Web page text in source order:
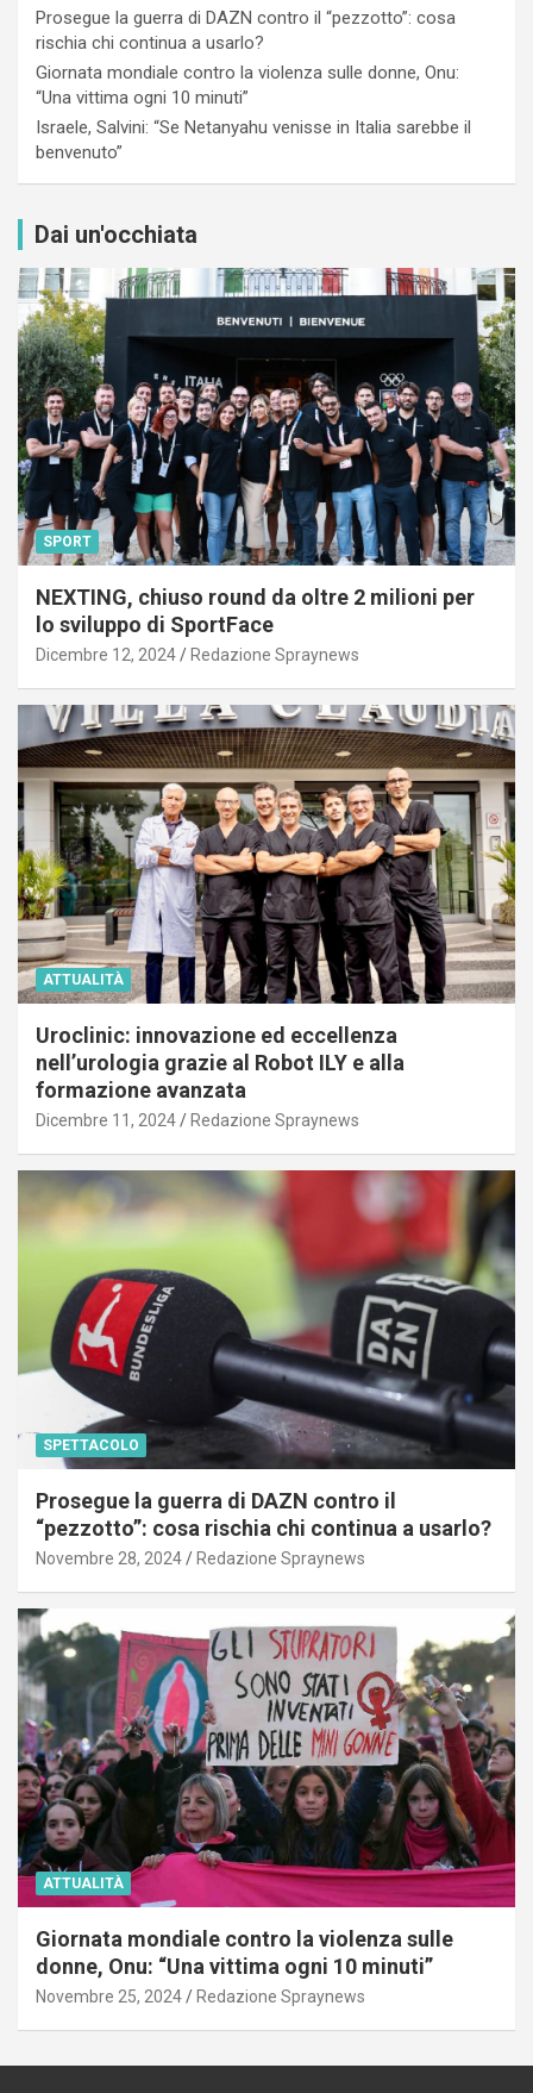
Prosegue la guerra di DAZN contro il “pezzotto”: cosa
rischia chi continua a usarlo?
Giornata mondiale contro la violenza sulle donne, Onu:
“Una vittima ogni 10 minuti”
Israele, Salvini: “Se Netanyahu venisse in Italia sarebbe il
benvenuto”
Dai un'occhiata
SPORT
NEXTING, chiuso round da oltre 2 milioni per
lo sviluppo di SportFace
Dicembre 12, 2024 Redazione Spraynews
ATTUALITÀ
Uroclinic: innovazione ed eccellenza
nell’urologia grazie al Robot ILY e alla
formazione avanzata
Dicembre 11, 2024 Redazione Spraynews
SPETTACOLO
Prosegue la guerra di DAZN contro il
“pezzotto”: cosa rischia chi continua a usarlo?
Novembre 28, 2024 Redazione Spraynews
ATTUALITÀ
Giornata mondiale contro la violenza sulle
donne, Onu: “Una vittima ogni 10 minuti”
Novembre 25, 2024 Redazione Spraynews